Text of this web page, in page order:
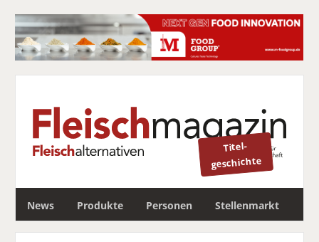
Titel-
geschichte
News Produkte Personen Stellenmarkt
u
c